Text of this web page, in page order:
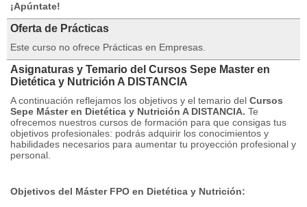
¡Apúntate!
Oferta de Prácticas
Este curso no ofrece Prácticas en Empresas.
Asignaturas y Temario del Cursos Sepe Master en
Dietética y Nutrición A DISTANCIA
A continuación reflejamos los objetivos y el temario del Cursos
Sepe Máster en Dietética y Nutrición A DISTANCIA. Te
ofrecemos nuestros cursos de formación para que consigas tus
objetivos profesionales: podrás adquirir los conocimientos y
habilidades necesarios para aumentar tu proyección profesional y
personal.
Objetivos del Máster FPO en Dietética y Nutrición: